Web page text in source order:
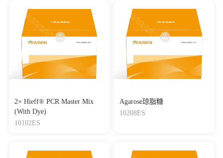
2× Hieff® PCR Master Mix
(With Dye)
10102ES
Agarose琼脂糖
10208ES